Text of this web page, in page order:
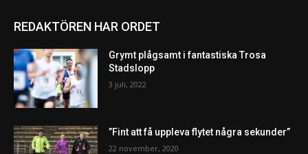
REDAKTÖREN HAR ORDET
Grymt plågsamt i fantastiska Trosa
Stadslopp
3 juli, 2022
”Fint att få uppleva flytet några sekunder”
22 november, 2020